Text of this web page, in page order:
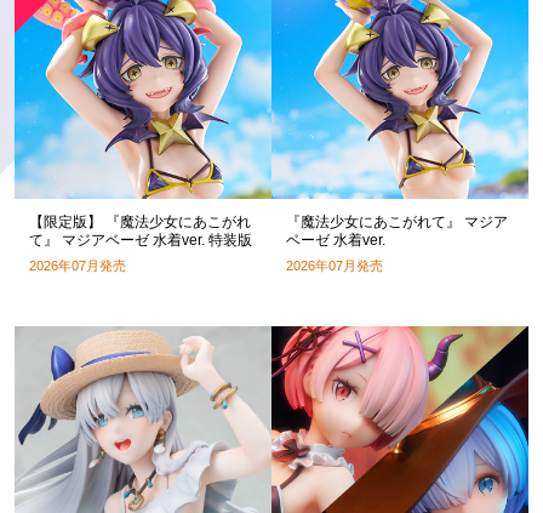
【限定版】 『魔法少女にあこがれ
て』 マジアベーゼ 水着ver. 特装版
2026年07月発売
『魔法少女にあこがれて』 マジア
ベーゼ 水着ver.
2026年07月発売